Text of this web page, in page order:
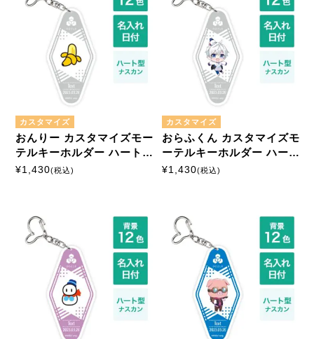
カスタマイズ
おんりー カスタマイズモー
テルキーホルダー ハート型
ナスカン
¥1,430(税込)
カスタマイズ
おらふくん カスタマイズモ
ーテルキーホルダー ハート
型ナスカン
¥1,430(税込)